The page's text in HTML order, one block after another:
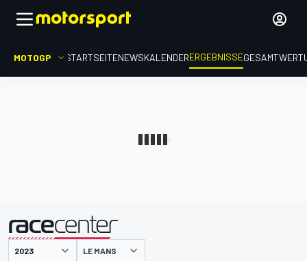
MOTOGP STARTSEITENEWSKALENDERERGEBNISSE
LE MANS